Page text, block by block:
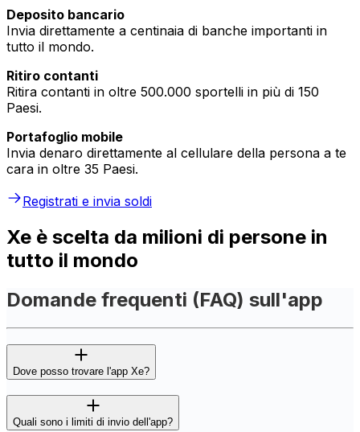
Deposito bancario
Invia direttamente a centinaia di banche importanti in
tutto il mondo.
Ritiro contanti
Ritira contanti in oltre 500.000 sportelli in più di 150
Paesi.
Portafoglio mobile
Invia denaro direttamente al cellulare della persona a te
cara in oltre 35 Paesi.
Registrati e invia soldi
Xe è scelta da milioni di persone in
tutto il mondo
Domande frequenti (FAQ) sull'app
Dove posso trovare l'app Xe?
Quali sono i limiti di invio dell'app?